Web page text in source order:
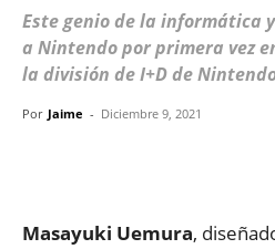
Este genio de la informática
a Nintendo por primera vez
la división de I+D de
Por Jaime - Diciembre 9, 2021
Masayuki Uemura,